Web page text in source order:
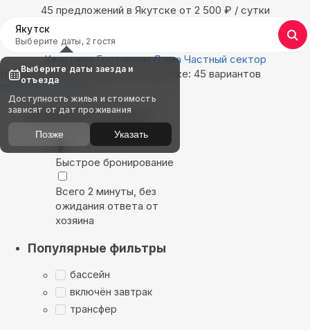
45 предложений в Якутске oт 2 500 ₽ / сутки
Якутск
Выберите даты, 2 гостя
Квартиры Гостиницы Дома Частный сектор
Найдём, где остановиться в Якутске: 45 вариантов
Показать на карте
Выбирайте лучшее
Быстрое бронирование
Всего 2 минуты, без
ожидания ответа от
хозяина
Популярные фильтры
бассейн
включён завтрак
трансфер
Выберите даты заезда и
отъезда
Доступность жилья и стоимость
зависят от дат проживания
Позже Указать